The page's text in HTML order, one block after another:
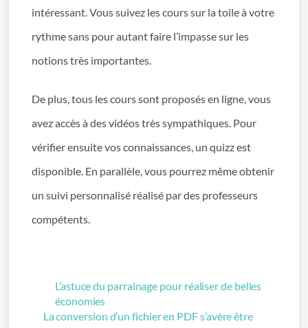
intéressant. Vous suivez les cours sur la toile à votre
rythme sans pour autant faire l’impasse sur les
notions très importantes.
De plus, tous les cours sont proposés en ligne, vous
avez accès à des vidéos très sympathiques. Pour
vérifier ensuite vos connaissances, un quizz est
disponible. En parallèle, vous pourrez même obtenir
un suivi personnalisé réalisé par des professeurs
compétents.
L’astuce du parrainage pour réaliser de belles
économies
La conversion d’un fichier en PDF s’avère être